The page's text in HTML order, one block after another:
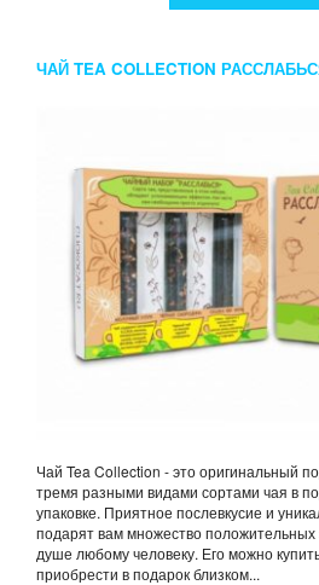
ЧАЙ TEA COLLECTION
Чай Tea Collection - это оригинальный
тремя разными видами сортами чая в
упаковке. Приятное послевкусие и
подарят вам множество
душе любому человеку. Его можно
приобрести в подарок близком...